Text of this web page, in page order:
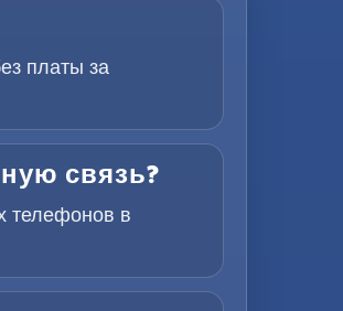
платы за
связь?
телефонов в